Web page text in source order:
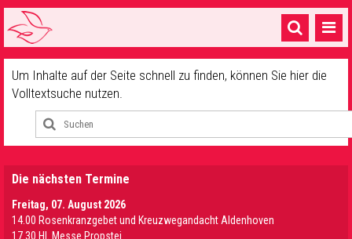
Startseite
1 Pfarrei
16 Gemeinden & mehr
Sakramente & Feste
Gemeinschaft & Soziales
Um Inhalte auf der Seite schnell zu finden, können Sie hier die
Volltextsuche nutzen.
Die nächsten Termine
Freitag, 07. August 2026
14.00 Rosenkranzgebet und Kreuzwegandacht Aldenhoven
17.30 Hl. Messe Propstei